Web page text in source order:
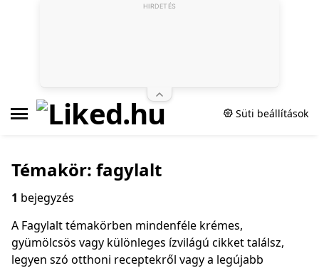
Süti beállítások
Témakör: fagylalt
1 bejegyzés
A Fagylalt témakörben mindenféle krémes,
gyümölcsös vagy különleges ízvilágú cikket találsz,
legyen szó otthoni receptekről vagy a legújabb
HIRDETÉS